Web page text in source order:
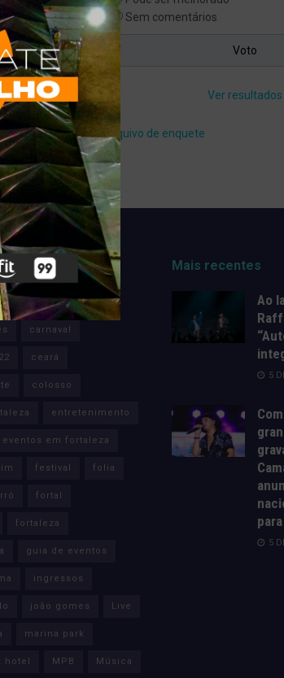
Sem comentários
Ver resultados
Arquivo de enquete
Banda Eva
carnaval
ceará
colosso
entretenimento
eventos em fortaleza
festival folia
fortal
fortaleza
guia de eventos
ingressos
joão gomes Live
marina park
hotel MPB Música
Mais recentes
Ao
5
5